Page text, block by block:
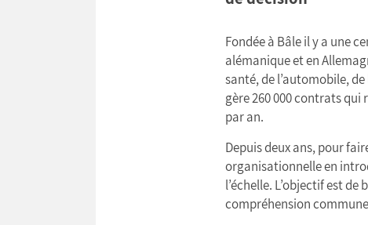
Fondée à Bâle il y a une
alémanique et en
santé, de l’automobile,
gère 260 000 contrats qui
par an.
Depuis deux ans, pour
organisationnelle en
l’échelle. L’objectif est
compréhension